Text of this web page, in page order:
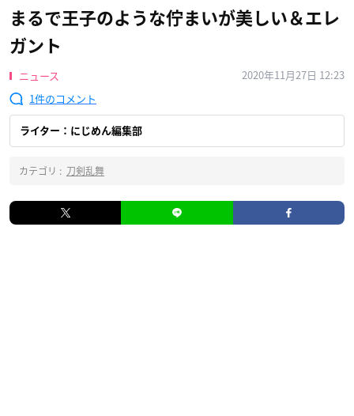
まるで王子のような佇まいが美しい＆エレ
ガント
ニュース
2020年11月27日 12:23
1
ライター：にじめん編集部
カテゴリ : 刀剣乱舞